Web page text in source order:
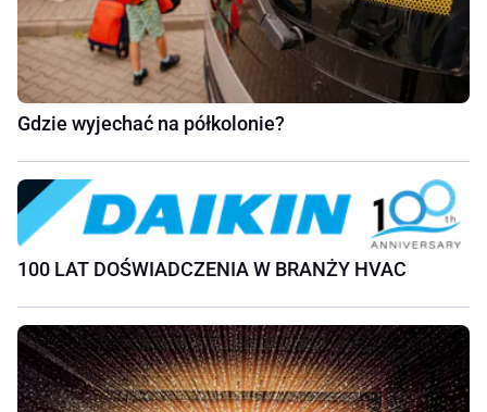
Gdzie wyjechać na półkolonie?
100 LAT DOŚWIADCZENIA W BRANŻY HVAC